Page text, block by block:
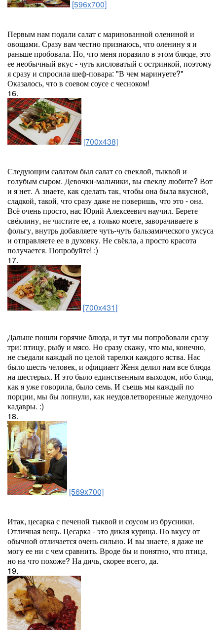
[596x700]
Первым нам подали салат с маринованной олениной и
овощами. Сразу вам честно признаюсь, что оленину я и
раньше пробовала. Но, что меня поразило в этом блюде, это
ее необычный вкус - чуть кисловатый с остринкой, поэтому
я сразу и спросила шеф-повара: "В чем маринуете?"
Оказалось, что в соевом соусе с чесноком!
16.
[700x438]
Следующим салатом был салат со свеклой, тыквой и
голубым сыром. Девочки-мальчики, вы свеклу любите? Вот
и я нет. А знаете, как сделать так, чтобы она была вкусной,
сладкой, такой, что сразу даже не поверишь, что это - она.
Всё очень просто, нас Юрий Алексеевич научил. Берете
свёклину, не чистите ее, а только моете, заворачиваете в
фольгу, внутрь добавляете чуть-чуть бальзамического уксуса
и отправляете ее в духовку. Не свёкла, а просто красота
получается. Попробуйте! :)
17.
[700x431]
Дальше пошли горячие блюда, и тут мы попробовали сразу
три: птицу, рыбу и мясо. Но сразу скажу, что мы, конечно,
не съедали каждый по целой тарелки каждого яства. Нас
было шесть человек, и официант Женя делил нам все блюда
на шестерых. И это было единственным выходом, ибо блюд,
как я уже говорила, было семь. И съешь мы каждый по
порции, мы бы лопнули, как неудовлетворенные желудочно
кадавры. :)
18.
[569x700]
Итак, цесарка с печеной тыквой и соусом из брусники.
Отличная вещь. Цесарка - это дикая курица. По вкусу от
обычной отличается очень сильно. И вы знаете, я даже не
могу ее ни с чем сравнить. Вроде бы и понятно, что птица,
но на что похоже? На дичь, скорее всего, да.
19.